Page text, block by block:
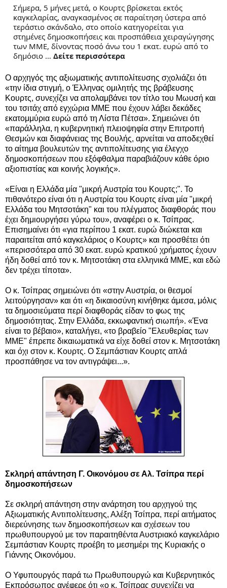
Σήμερα, 5 μήνες μετά, ο Κουρτς βρίσκεται εκτός
καγκελαρίας, αναγκασμένος σε παραίτηση ύστερα από
τεράστιο σκάνδαλο, στο οποίο κατηγορείται για
στημένες δημοσκοπήσεις και προσπάθεια χειραγώγησης
των ΜΜΕ, δίνοντας ποσό άνω του 1 εκατ. ευρώ από το
δημόσιο … Δείτε περισσότερα
Ο αρχηγός της αξιωματικής αντιπολίτευσης σχολιάζει ότι
«την ίδια στιγμή, ο Έλληνας ομιλητής της βράβευσης
Κουρτς, συνεχίζει να απολαμβάνει τον τίτλο του Μωυσή και
του τσιτάχ από εγχώρια ΜΜΕ που έχουν λάβει δεκάδες
εκατομμύρια ευρώ από τη Λίστα Πέτσα». Σημειώνει ότι
«παράλληλα, η κυβερνητική πλειοψηφία στην Επιτροπή
Θεσμών και διαφάνειας της Βουλής, αρνείται να αποδεχθεί
το αίτημα βουλευτών της αντιπολίτευσης για έλεγχο
δημοσκοπήσεων που εξόφθαλμα παραβιάζουν κάθε όριο
αξιοπιστίας και κοινής λογικής».
«Είναι η Ελλάδα μία "μικρή Αυστρία του Κουρτς;". Το
πιθανότερο είναι ότι η Αυστρία του Κουρτς είναι μία "μικρή
Ελλάδα του Μητσοτάκη" και του πλέγματος διαφθοράς που
έχει δημιουργήσει γύρω του», αναφέρει ο κ. Τσίπρας.
Επισημαίνει ότι «για περίπου 1 εκατ. ευρώ διώκεται και
παραιτείται από καγκελάριος ο Κουρτς» και προσθέτει ότι
«περισσότερα από 30 εκατ. ευρώ κρατικού χρήματος έχουν
ήδη δοθεί από τον κ. Μητσοτάκη στα ελληνικά ΜΜΕ, και εδώ
δεν τρέχει τίποτα».
Ο κ. Τσίπρας σημειώνει ότι «στην Αυστρία, οι θεσμοί
λειτούργησαν» και ότι «η δικαιοσύνη κινήθηκε άμεσα, μόλις
τα δημοσιεύματα περί διαφθοράς είδαν το φως της
δημοσιότητας. Στην Ελλάδα, εκκωφαντική σιωπή». «Ένα
είναι το βέβαιο», καταλήγει, «το βραβείο "Ελευθερίας των
ΜΜΕ" έπρεπε δικαιωματικά να είχε δοθεί στον κ. Μητσοτάκη
και όχι στον κ. Κουρτς. Ο Σεμπάστιαν Κουρτς απλά
προσπάθησε να τον αντιγράψει...».
Σκληρή απάντηση Γ. Οικονόμου σε Αλ. Τσίπρα περί
δημοσκοπήσεων
Σε σκληρή απάντηση στην ανάρτηση του αρχηγού της
Αξιωματικής Αντιπολίτευσης, Αλέξη Τσίπρα, περί αιτήματος
διερεύνησης των δημοσκοπήσεων και σχέσεων του
πρωθυπουργού με τον παραιτηθέντα Αυστριακό καγκελάριο
Σεμπάστιαν Κουρτς προέβη το μεσημέρι της Κυριακής ο
Γιάννης Οικονόμου.
Ο Υφυπουργός παρά τω Πρωθυπουργώ και Κυβερνητικός
Εκπρόσωπος ανέφερε ότι «ο κ. Τσίπρας συνεχίζει να